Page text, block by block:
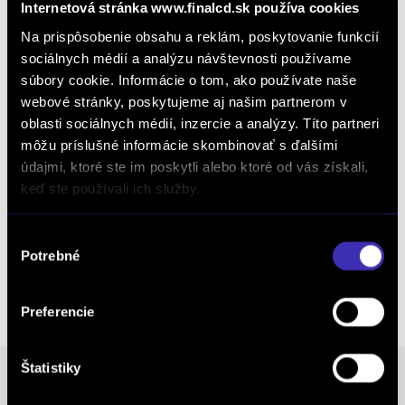
Internetová stránka www.finalcd.sk používa cookies
Na prispôsobenie obsahu a reklám, poskytovanie funkcií
sociálnych médií a analýzu návštevnosti používame
súbory cookie. Informácie o tom, ako používate naše
webové stránky, poskytujeme aj našim partnerom v
oblasti sociálnych médií, inzercie a analýzy. Títo partneri
môžu príslušné informácie skombinovať s ďalšími
údajmi, ktoré ste im poskytli alebo ktoré od vás získali,
keď ste používali ich služby.
súhlasu
Potrebné
Preferencie
Štatistiky
Blind Spot Assist
Monitorovanie premávky za vozidlom
Apple CarPlay
Android Auto
DRIVER ASSIST PACK
Ovládač garážovej brány (HomeLink®)
Elektricky ovládané ťažné zariadenie
Tmavšie tónované sklá
Dvere batožinového priestoru - el. ovládané
COLD CLIMATE PACK